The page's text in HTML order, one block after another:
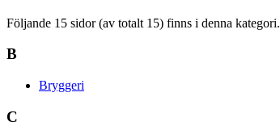
Följande 15 sidor (av totalt 15) finns i denna kategori.
B
Bryggeri
C